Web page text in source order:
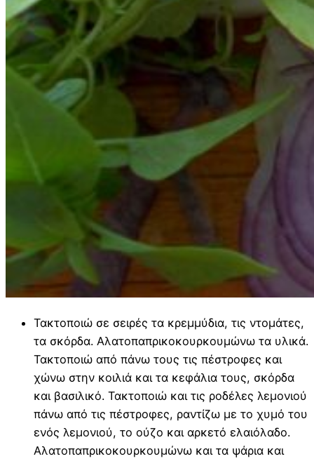
Τακτοποιώ σε σειρές τα κρεμμύδια, τις ντομάτες,
τα σκόρδα. Αλατοπαπρικοκουρκουμώνω τα υλικά.
Τακτοποιώ από πάνω τους τις πέστροφες και
χώνω στην κοιλιά και τα κεφάλια τους, σκόρδα
και βασιλικό. Τακτοποιώ και τις ροδέλες λεμονιού
πάνω από τις πέστροφες, ραντίζω με το χυμό του
ενός λεμονιού, το ούζο και αρκετό ελαιόλαδο.
Αλατοπαπρικοκουρκουμώνω και τα ψάρια και